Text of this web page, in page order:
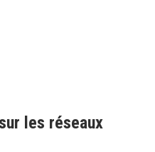
les réseaux